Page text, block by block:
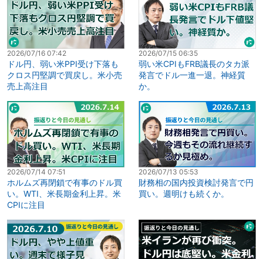
2026/07/16 07:42
ドル円、弱い米PPI受け下落も
クロス円堅調で買戻し。米小売
売上高注目
2026/07/15 06:35
弱い米CPIもFRB議長のタカ派
発言でドル一進一退。神経質
か。
2026/07/14 07:51
ホルムズ再閉鎖で有事のドル買
い。WTI、米長期金利上昇。米
CPIに注目
2026/07/13 05:53
財務相の国内投資検討発言で円
買い。週明けも続くか。